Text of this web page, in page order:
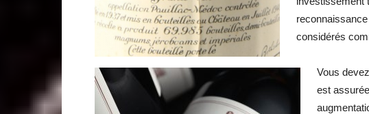
reconnaissance
considérés
Vous
est